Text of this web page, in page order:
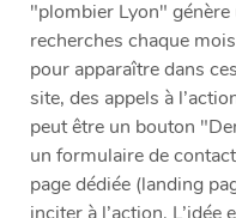
"plombier Lyon"
recherches chaque
pour apparaître dans
site, des appels à
peut être un bouton
un formulaire de
page dédiée (landing